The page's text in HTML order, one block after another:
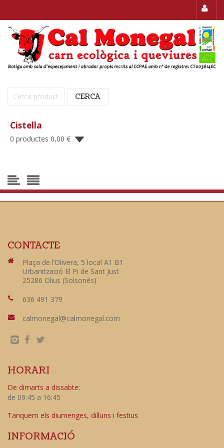
Cerca: CERCA
Cistella
0 productes 0,00 €
CONTACTE
Plaça de l’Olivera, 5 local A1 B1
Urbanització El Pi de Sant Just
25286 Olius (Solsonès)
636 491 379
calmonegal@calmonegal.com
HORARI
De dimarts a dissabte:
de 09:45 a 16:45
Tanquem els diumenges, dilluns i festius
INFORMACIÓ